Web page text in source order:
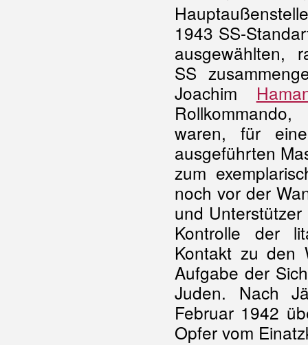
1943 SS-
ausgewählten,
SS
Joachim
waren, für
ausgeführten
zum
noch vor der
und
Kontrolle der
Kontakt zu den
Aufgabe der
Juden. Nach
Februar 1942
Opfer vom